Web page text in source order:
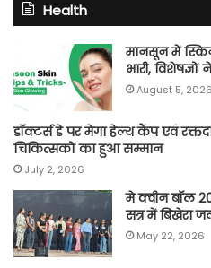
Health
मानसून में
भारी,
August 5, 2026
डॉक्टर्स डे पर मेगा हेल्थ कैंप एवं
चिकित्सकों का हुआ सम्मान
July 2, 2026
मे क्वीन बॉल
सत्र में बिखेरा
May 22, 2026